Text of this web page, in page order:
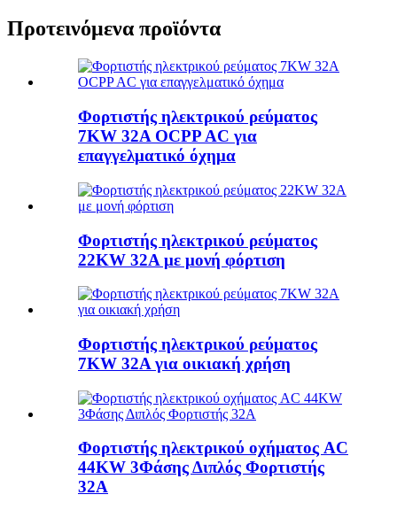
Προτεινόμενα προϊόντα
Φορτιστής ηλεκτρικού ρεύματος
7KW 32A OCPP AC για
επαγγελματικό όχημα
Φορτιστής ηλεκτρικού ρεύματος
22KW 32A με μονή φόρτιση
Φορτιστής ηλεκτρικού ρεύματος
7KW 32A για οικιακή χρήση
Φορτιστής ηλεκτρικού οχήματος AC
44KW 3Φάσης Διπλός Φορτιστής
32A